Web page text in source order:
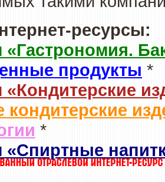
ресурсы:
продукты *
*